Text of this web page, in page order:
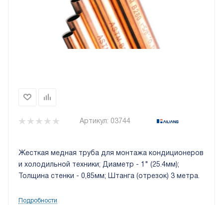
Артикул: 03744
Жесткая медная труба для монтажа кондиционеров
и холодильной техники; Диаметр - 1" (25.4мм);
Толщина стенки - 0,85мм; Штанга (отрезок) 3 метра.
Подробности